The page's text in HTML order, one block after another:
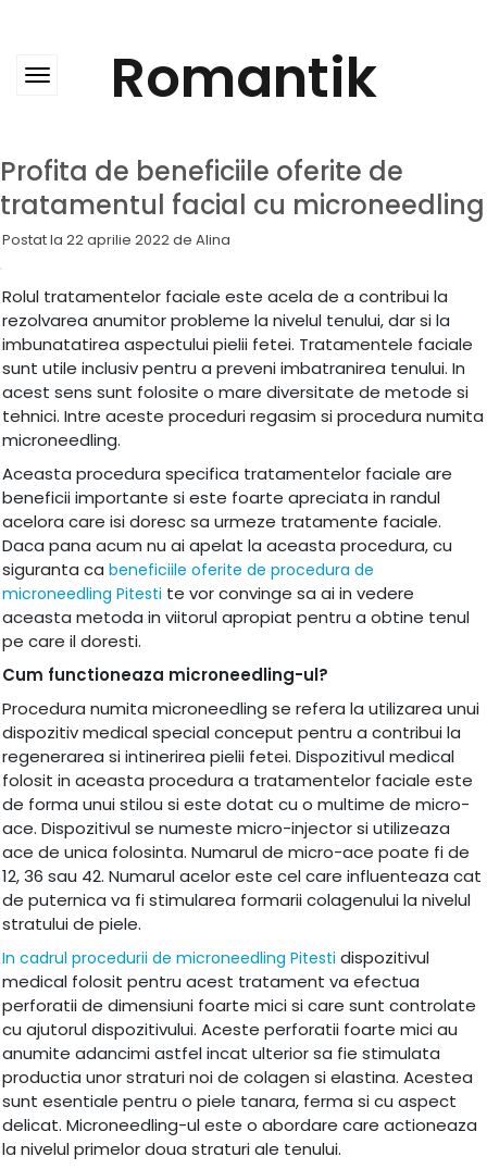
Romantik
Profita de beneficiile oferite de
tratamentul facial cu microneedling
Postat la 22 aprilie 2022de Alina
Rolul tratamentelor faciale este acela de a contribui la
rezolvarea anumitor probleme la nivelul tenului, dar si la
imbunatatirea aspectului pielii fetei. Tratamentele faciale
sunt utile inclusiv pentru a preveni imbatranirea tenului. In
acest sens sunt folosite o mare diversitate de metode si
tehnici. Intre aceste proceduri regasim si procedura numita
microneedling.
Aceasta procedura specifica tratamentelor faciale are
beneficii importante si este foarte apreciata in randul
acelora care isi doresc sa urmeze tratamente faciale.
Daca pana acum nu ai apelat la aceasta procedura, cu
siguranta ca beneficiile oferite de procedura de
microneedling Pitesti te vor convinge sa ai in vedere
aceasta metoda in viitorul apropiat pentru a obtine tenul
pe care il doresti.
Cum functioneaza microneedling-ul?
Procedura numita microneedling se refera la utilizarea unui
dispozitiv medical special conceput pentru a contribui la
regenerarea si intinerirea pielii fetei. Dispozitivul medical
folosit in aceasta procedura a tratamentelor faciale este
de forma unui stilou si este dotat cu o multime de micro-
ace. Dispozitivul se numeste micro-injector si utilizeaza
ace de unica folosinta. Numarul de micro-ace poate fi de
12, 36 sau 42. Numarul acelor este cel care influenteaza cat
de puternica va fi stimularea formarii colagenului la nivelul
stratului de piele.
In cadrul procedurii de microneedling Pitesti dispozitivul
medical folosit pentru acest tratament va efectua
perforatii de dimensiuni foarte mici si care sunt controlate
cu ajutorul dispozitivului. Aceste perforatii foarte mici au
anumite adancimi astfel incat ulterior sa fie stimulata
productia unor straturi noi de colagen si elastina. Acestea
sunt esentiale pentru o piele tanara, ferma si cu aspect
delicat. Microneedling-ul este o abordare care actioneaza
la nivelul primelor doua straturi ale tenului.